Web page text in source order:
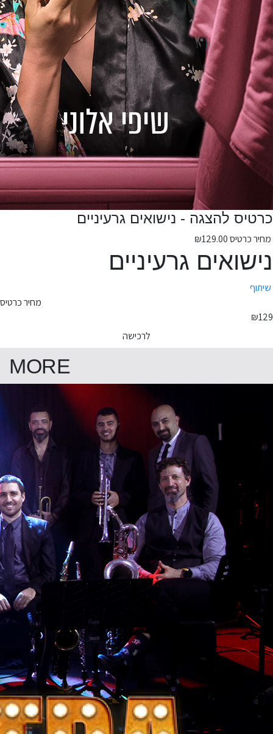
כרטיס להצגה - נישואים גרעיניים
מחיר כרטיס ₪129.00
נישואים גרעיניים
שיתוף
מחיר כרטיס
₪129
לרכישה
MORE